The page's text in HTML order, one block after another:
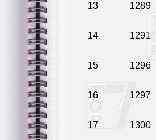
13 1289
14 1291
15 1296
16 1297
17 1300